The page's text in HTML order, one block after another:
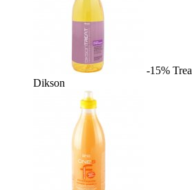
-15%
Dikson